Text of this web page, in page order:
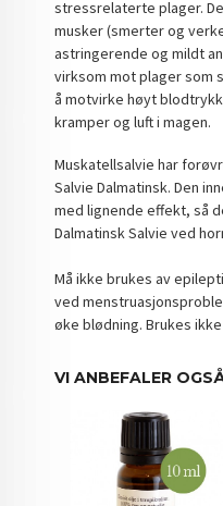
stressrelaterte plager.
musker (smerter og
astringerende og mildt
virksom mot plager som
å motvirke høyt
kramper og luft i magen.
Muskatellsalvie har
Salvie Dalmatinsk. Den
med lignende effekt, så
Dalmatinsk Salvie ved
Må ikke brukes av
ved
øke blødning. Brukes
VI ANBEFALER